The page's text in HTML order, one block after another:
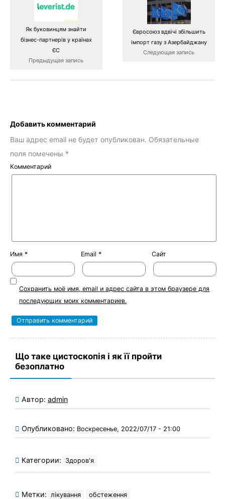
Як буковинцям знайти
бізнес-партнерів у країнах
ЄС
Предыдущая запись
Євросоюз вдвічі збільшить
імпорт газу з Азербайджану
Следующая запись
Добавить комментарий
Ваш адрес email не будет опубликован. Обязательные
поля помечены *
Комментарий
Имя * Email * Сайт
Сохранить моё имя, email и адрес сайта в этом браузере для
последующих моих комментариев.
Що таке цистоскопія і як її пройти
безоплатно
Автор: admin
Опубликовано: Воскресенье, 2022/07/17 - 21:00
Категории: Здоров'я
Метки: лікування обстеження